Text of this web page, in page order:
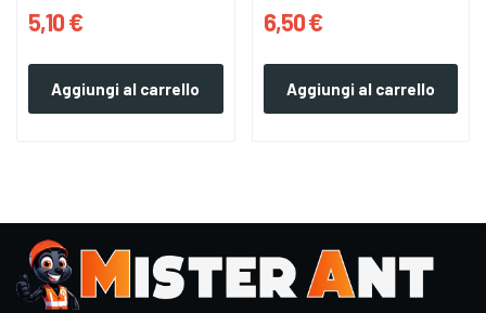
5,10 €
Aggiungi al carrello
6,50 €
Aggiungi al carrello